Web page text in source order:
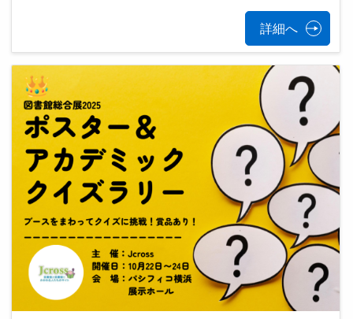
詳細へ